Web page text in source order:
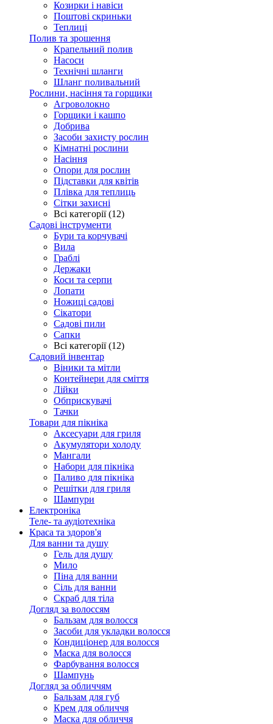
Козирки і навіси
Поштові скриньки
Теплиці
Полив та зрошення
Крапельний полив
Насоси
Технічні шланги
Шланг поливальний
Рослини, насіння та горщики
Агроволокно
Горщики і кашпо
Добрива
Засоби захисту рослин
Кімнатні рослини
Насіння
Опори для рослин
Підставки для квітів
Плівка для теплиць
Сітки захисні
Всі категорії (12)
Садові інструменти
Бури та корчувачі
Вила
Граблі
Держаки
Коси та серпи
Лопати
Ножиці садові
Сікатори
Садові пили
Сапки
Всі категорії (12)
Садовий інвентар
Віники та мітли
Контейнери для сміття
Лійки
Обприскувачі
Тачки
Товари для пікніка
Аксесуари для гриля
Акумулятори холоду
Мангали
Набори для пікніка
Паливо для пікніка
Решітки для гриля
Шампури
Електроніка
Теле- та аудіотехніка
Краса та здоров'я
Для ванни та душу
Гель для душу
Мило
Піна для ванни
Сіль для ванни
Скраб для тіла
Догляд за волоссям
Бальзам для волосся
Засоби для укладки волосся
Кондиціонер для волосся
Маска для волосся
Фарбування волосся
Шампунь
Догляд за обличчям
Бальзам для губ
Крем для обличчя
Маска для обличчя